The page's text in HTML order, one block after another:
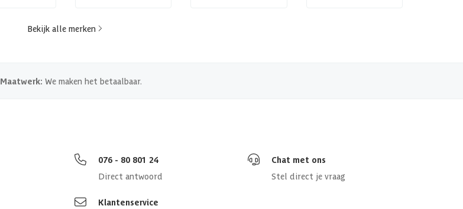
Bekijk alle merken
Maatwerk: We maken het betaalbaar.
076 - 80 801 24
Direct antwoord
Chat met ons
Stel direct je vraag
Klantenservice